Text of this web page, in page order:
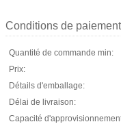
Conditions de
Quantité de commande min:
Prix:
Détails d'emballage:
Délai de livraison:
Capacité